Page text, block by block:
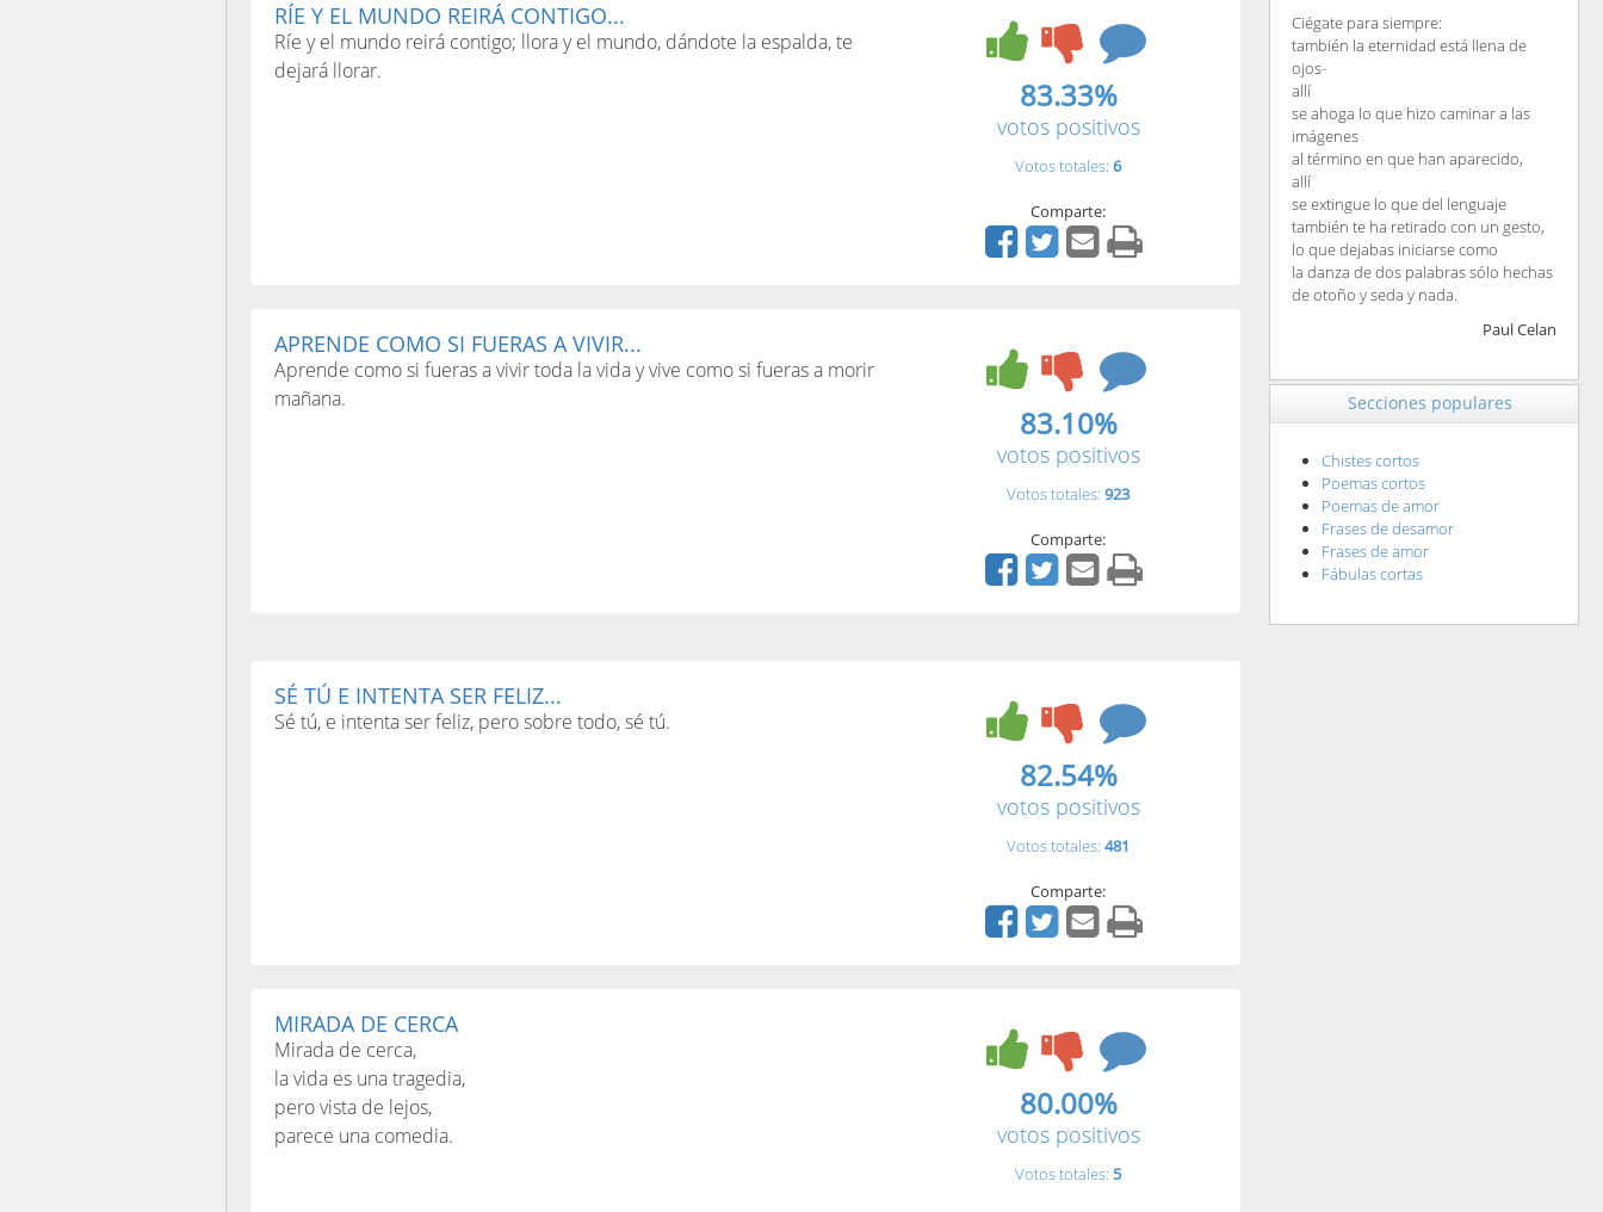
RÍE Y EL MUNDO REIRÁ CONTIGO...
Ríe y el mundo reirá contigo; llora y el mundo, dándote la espalda, te
dejará llorar.
83.33%
votos positivos
Votos totales: 6
Comparte:
APRENDE COMO SI FUERAS A VIVIR...
Aprende como si fueras a vivir toda la vida y vive como si fueras a morir
mañana.
83.10%
votos positivos
Votos totales: 923
Comparte:
SÉ TÚ E INTENTA SER FELIZ...
Sé tú, e intenta ser feliz, pero sobre todo, sé tú.
82.54%
votos positivos
Votos totales: 481
Comparte:
MIRADA DE CERCA
Mirada de cerca,
la vida es una tragedia,
pero vista de lejos,
parece una comedia.
80.00%
votos positivos
Votos totales: 5
Ciégate para siempre:
también la eternidad está llena de
ojos-
allí
se ahoga lo que hizo caminar a las
imágenes
al término en que han aparecido,
allí
se extingue lo que del lenguaje
también te ha retirado con un gesto,
lo que dejabas iniciarse como
la danza de dos palabras sólo hechas
de otoño y seda y nada.
Paul Celan
Secciones populares
Chistes cortos
Poemas cortos
Poemas de amor
Frases de desamor
Frases de amor
Fábulas cortas